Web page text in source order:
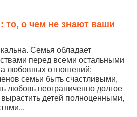
то, о чем не знают ваши
Семья обладает
перед всеми остальными
любовных отношений:
семьи быть счастливыми,
любовь неограниченно долгое
детей полноценными,